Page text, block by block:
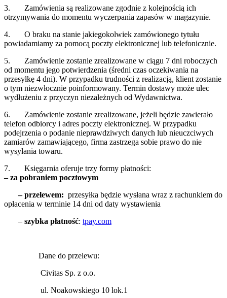
3. Zamówienia są realizowane zgodnie z kolejnością ich
otrzymywania do momentu wyczerpania zapasów w magazynie.
4. O braku na stanie jakiegokolwiek zamówionego tytułu
powiadamiamy za pomocą poczty elektronicznej lub telefonicznie.
5. Zamówienie zostanie zrealizowane w ciągu 7 dni roboczych
od momentu jego potwierdzenia (średni czas oczekiwania na
przesyłkę 4 dni). W przypadku trudności z realizacją, klient zostanie
o tym niezwłocznie poinformowany. Termin dostawy może ulec
wydłużeniu z przyczyn niezależnych od Wydawnictwa.
6. Zamówienie zostanie zrealizowane, jeżeli będzie zawierało
telefon odbiorcy i adres poczty elektronicznej. W przypadku
podejrzenia o podanie nieprawdziwych danych lub nieuczciwych
zamiarów zamawiającego, firma zastrzega sobie prawo do nie
wysyłania towaru.
7. Księgarnia oferuje trzy formy płatności:
– za pobraniem pocztowym
– przelewem: przesyłka będzie wysłana wraz z rachunkiem do
opłacenia w terminie 14 dni od daty wystawienia
– szybka płatność: tpay.com
Dane do przelewu:
Civitas Sp. z o.o.
ul. Noakowskiego 10 lok.1